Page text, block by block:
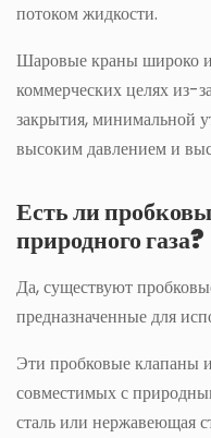
потоком жидкости.
Шаровые краны широко
коммерческих целях из-
закрытия, минимальной
высоким давлением и
Есть ли
природного газа?
Да, существуют
предназначенные для
Эти пробковые клапаны
совместимых с
сталь или нержавеющая